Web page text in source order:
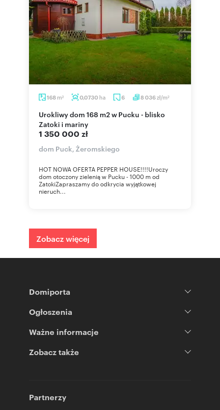
168 m2 0,0730 ha 6 8 036zł/m2
Urokliwy dom 168 m2 w Pucku - blisko
Zatoki i mariny
1 350 000 zł
dom Puck, Żeromskiego
HOT NOWA OFERTA PEPPER HOUSE!!!!Uroczy
dom otoczony zielenią w Pucku - 1000 m od
ZatokiZapraszamy do odkrycia wyjątkowej
nieruch...
Zobacz więcej
Domiporta
Ogłoszenia
Ważne informacje
Zobacz także
Partnerzy